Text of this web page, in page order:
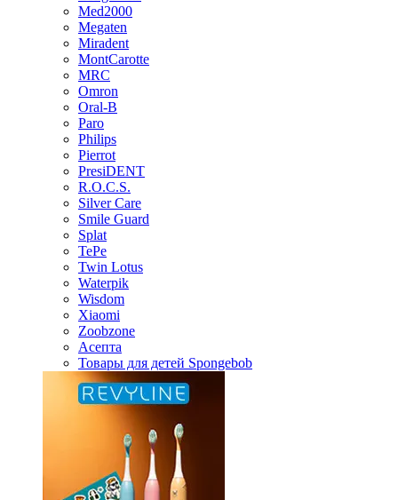
Med2000
Megaten
Miradent
MontCarotte
MRC
Omron
Oral-B
Paro
Philips
Pierrot
PresiDENT
R.O.C.S.
Silver Care
Smile Guard
Splat
TePe
Twin Lotus
Waterpik
Wisdom
Xiaomi
Zoobzone
Асепта
Товары для детей Spongebob